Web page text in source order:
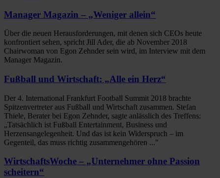
Manager Magazin – „Weniger allein“
Über die neuen Herausforderungen, mit denen sich CEOs heute
konfrontiert sehen, spricht Jill Ader, die ab November 2018
Chairwoman von Egon Zehnder sein wird, im Interview mit dem
Manager Magazin.
Fußball und Wirtschaft: „Alle ein Herz“
Der 4. International Frankfurt Football Summit 2018 brachte
Spitzenvertreter aus Fußball und Wirtschaft zusammen. Stefan
Thiele, Berater bei Egon Zehnder, sagte anlässlich des Treffens:
„Tatsächlich ist Fußball Entertainment, Business und
Herzensangelegenheit. Und das ist kein Widerspruch – im
Gegenteil, das muss richtig zusammengehören ..."
WirtschaftsWoche – „Unternehmer ohne Passion
scheitern“